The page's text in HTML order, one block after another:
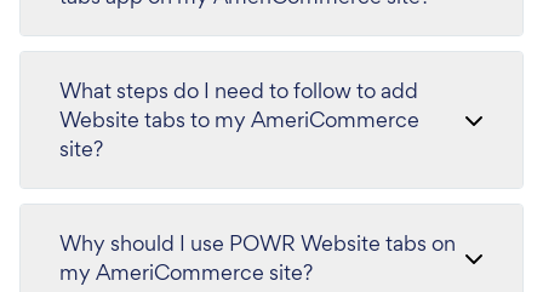
What steps do I need to follow to add
Website tabs to my AmeriCommerce
site?
Why should I use POWR Website tabs on
my AmeriCommerce site?